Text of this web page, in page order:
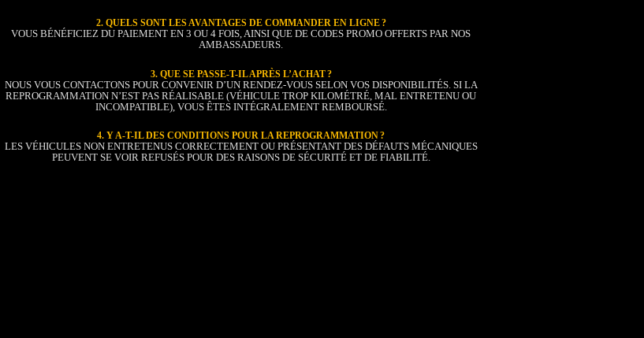
2. QUELS SONT LES AVANTAGES DE COMMANDER EN LIGNE ?
VOUS BÉNÉFICIEZ DU PAIEMENT EN 3 OU 4 FOIS, AINSI QUE DE CODES PROMO OFFERTS PAR NOS
AMBASSADEURS.
3. QUE SE PASSE-T-IL APRÈS L’ACHAT ?
NOUS VOUS CONTACTONS POUR CONVENIR D’UN RENDEZ-VOUS SELON VOS DISPONIBILITÉS. SI LA
REPROGRAMMATION N’EST PAS RÉALISABLE (VÉHICULE TROP KILOMÉTRÉ, MAL ENTRETENU OU
INCOMPATIBLE), VOUS ÊTES INTÉGRALEMENT REMBOURSÉ.
4. Y A-T-IL DES CONDITIONS POUR LA REPROGRAMMATION ?
LES VÉHICULES NON ENTRETENUS CORRECTEMENT OU PRÉSENTANT DES DÉFAUTS MÉCANIQUES
PEUVENT SE VOIR REFUSÉS POUR DES RAISONS DE SÉCURITÉ ET DE FIABILITÉ.